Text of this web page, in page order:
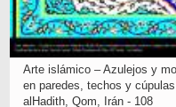
Arte islámico – Azulejos y
en paredes, techos y
alHadith, Qom, Irán - 108